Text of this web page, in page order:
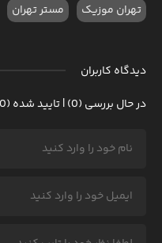
تهران موزیک مستر تهران
دیدگاه کاربران
در حال بررسی (0) | تایید شده (0)